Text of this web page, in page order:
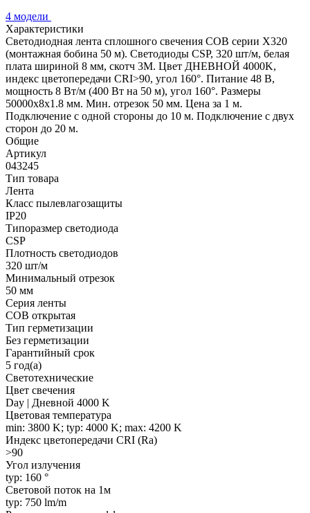
4 модели
Характеристики
Светодиодная лента сплошного свечения COB серии X320
(монтажная бобина 50 м). Светодиоды CSP, 320 шт/м, белая
плата шириной 8 мм, скотч 3M. Цвет ДНЕВНОЙ 4000K,
индекс цветопередачи CRI>90, угол 160°. Питание 48 В,
мощность 8 Вт/м (400 Вт на 50 м), угол 160°. Размеры
50000х8х1.8 мм. Мин. отрезок 50 мм. Цена за 1 м.
Подключение с одной стороны до 10 м. Подключение с двух
сторон до 20 м.
Общие
Артикул
043245
Тип товара
Лента
Класс пылевлагозащиты
IP20
Типоразмер светодиода
CSP
Плотность светодиодов
320 шт/м
Минимальный отрезок
50 мм
Серия ленты
COB открытая
Тип герметизации
Без герметизации
Гарантийный срок
5 год(а)
Светотехнические
Цвет свечения
Day | Дневной 4000 K
Цветовая температура
min: 3800 K; typ: 4000 K; max: 4200 K
Индекс цветопередачи CRI (Ra)
>90
Угол излучения
typ: 160 °
Световой поток на 1м
typ: 750 lm/m